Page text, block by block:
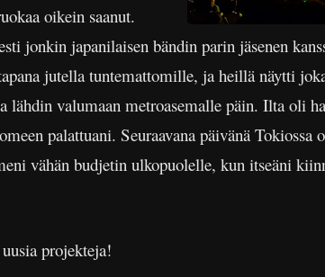
oikein saanut.
jonkin japanilaisen bändin parin jäsenen
jutella tuntemattomille, ja heillä näytti
lähdin valumaan metroasemalle päin. Ilta oli
palattuani. Seuraavana päivänä
vähän budjetin ulkopuolelle, kun itseäni
projekteja!